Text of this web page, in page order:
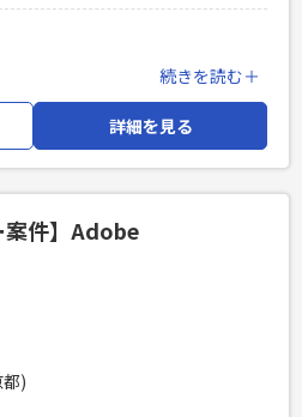
益分配までワンストップで誰でも
PC及びスマートフォンデバイス
ステムとなります。 ・担当案件
設計、要求スコープ定義) ・
成、VD作成、機能要件) ・
ださい ・ユーザーリサーチ(机
のヒアリングやユーザーテスト)
続きを読む＋
詳細を見る
案件】Adobe
)